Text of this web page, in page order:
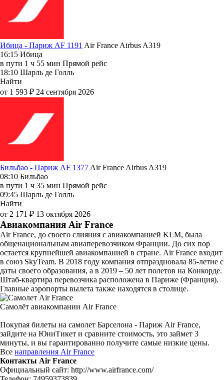
Ибица - Париж AF 1191 Air France Airbus A319
16:15 Ибица
в пути 1 ч 55 мин Прямой рейс
18:10 Шарль де Голль
Найти
от 1 593 ₽ 24 сентября 2026
Бильбао - Париж AF 1377 Air France Airbus A319
08:10 Бильбао
в пути 1 ч 35 мин Прямой рейс
09:45 Шарль де Голль
Найти
от 2 171 ₽ 13 октября 2026
Авиакомпания Air France
Air France, до своего слияния с авиакомпанией KLM, была
общенациональным авиаперевозчиком Франции. До сих пор
остается крупнейшей авиакомпанией в стране. Air France входит
в союз SkyTeam. В 2018 году компания отпраздновала 85-летие с
даты своего образования, а в 2019 – 50 лет полетов на Конкорде.
Штаб-квартира перевозчика расположена в Париже (Франция).
Главные аэропорты вылета также находятся в столице.
Самолёт авиакомпании Air France
Покупая билеты на самолет Барселона - Париж Air France,
зайдите на ЮниТикет и сравните стоимость, это займет 3
минуты, и вы гарантированно получите самые низкие цены.
Все направления Air France
Контакты Air France
Официальный сайт: http://www.airfrance.com/